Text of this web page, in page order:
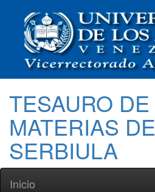
TESAURO DE
MATERIAS DE
SERBIULA
Inicio